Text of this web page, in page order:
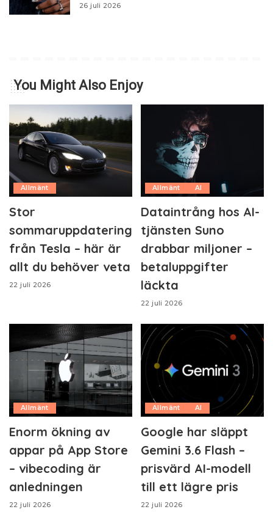
26 juli 2026
You Might Also Enjoy
Allmänt
Stor
sommaruppdatering
från Tesla – här är
allt du behöver veta
22 juli 2026
Allmänt AI
Dataintrång hos AI-
tjänsten Suno
drabbar miljoner –
betaluppgifter
läckta
22 juli 2026
Allmänt
Enorm ökning av
appar på App Store
– vibecoding är
anledningen
22 juli 2026
Allmänt AI
Google har släppt
Gemini 3.6 Flash –
prisvärd AI-modell
till ett lägre pris
22 juli 2026